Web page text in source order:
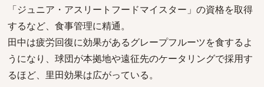
「ジュニア・アスリートフードマイスター」の資格を取得
するなど、食事管理に精通。
田中は疲労回復に効果があるグレープフルーツを食するよ
うになり、球団が本拠地や遠征先のケータリングで採用す
るほど、里田効果は広がっている。